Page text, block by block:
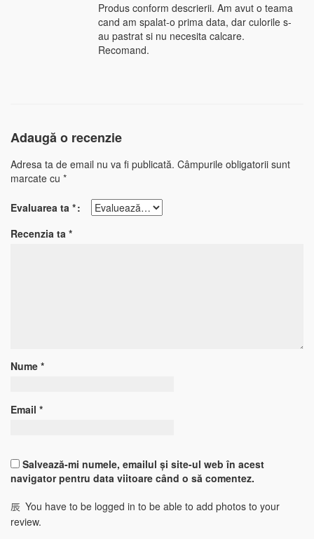
Produs conform descrierii. Am avut o teama
cand am spalat-o prima data, dar culorile s-
au pastrat si nu necesita calcare.
Recomand.
Adaugă o recenzie
Adresa ta de email nu va fi publicată. Câmpurile obligatorii sunt
marcate cu *
Evaluarea ta *
Recenzia ta *
Nume *
Email *
Salvează-mi numele, emailul și site-ul web în acest
navigator pentru data viitoare când o să comentez.
You have to be logged in to be able to add photos to your
review.